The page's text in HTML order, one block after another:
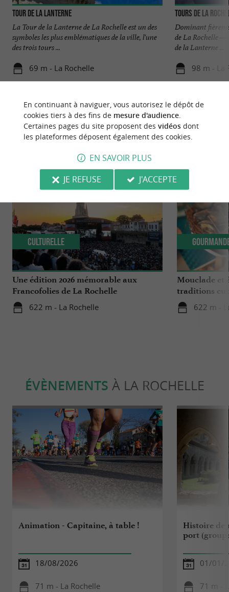
Tour de la Lanterne
La Tour de la Lanterne de La Rochelle est un des
symboles les plus emblématiques de la ville, l'une
des trois tours ...
69 m - La Rochelle
Tours de La
Dominant
de La Rochelle —
de la Lanterne ...
98 m - La
NOUS AVONS TESTÉ
Une édition 2026 mémorable aux
Francofolies de La Rochelle
622 m - La Rochelle
Culturelle
Mouclade et
traditions
en
622 m -
ÉVÈNEMENTS À LA ROCHELLE
Animation - Capitaine, à table !
18/08/2026
71 m - La Rochelle
Histoire de
port
01/01/
71 m -
En continuant à naviguer, vous autorisez le dépôt de
cookies tiers à des fins de mesure d'audience.
Certaines pages du site proposent des vidéosdont
les plateformes déposent également des cookies.
EN SAVOIR PLUS
JE REFUSE
J'ACCEPTE